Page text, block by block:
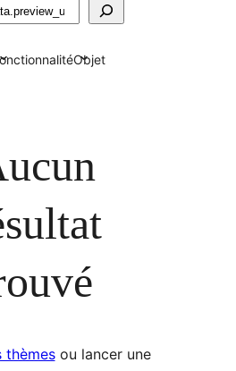
Objet
thèmesou lancer une